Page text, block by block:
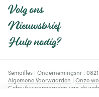
Volg ons
Nieuwsbrief
Hulp nodig?
Semailles | Ondernemingsnr :
Algemene Voorwaarden | Onze
Gebruiksvoorwaarden van de